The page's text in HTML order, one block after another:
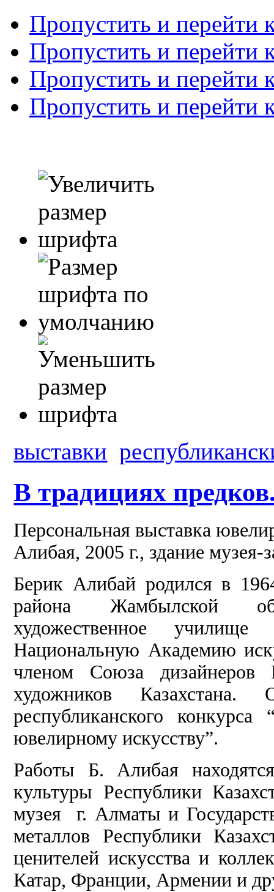
Пропустить и перейти
Пропустить и перейти
Пропустить и перейти
Пропустить и перейти
выставки
В традициях
Персональная выставка
Алибая, 2005 г., здание музея-
Берик Алибай родился в
района Жамбылской
художественное
Национальную Академию
членом Союза дизайнеров
художников Казахстана.
республиканского
ювелирному искусству”.
Работы Б. Алибая
культуры Республики
музея г. Алматы и
металлов Республики
ценителей искусства и
Катар, Франции, Армении и